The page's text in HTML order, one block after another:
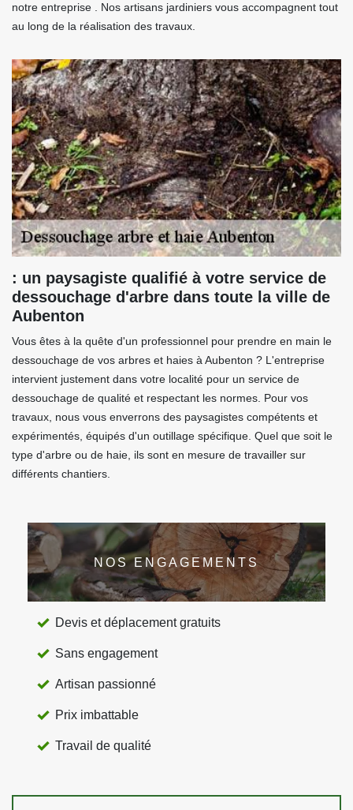
notre entreprise . Nos artisans jardiniers vous accompagnent tout
au long de la réalisation des travaux.
: un paysagiste qualifié à votre service de
dessouchage d'arbre dans toute la ville de
Aubenton
Vous êtes à la quête d'un professionnel pour prendre en main le
dessouchage de vos arbres et haies à Aubenton ? L'entreprise
intervient justement dans votre localité pour un service de
dessouchage de qualité et respectant les normes. Pour vos
travaux, nous vous enverrons des paysagistes compétents et
expérimentés, équipés d'un outillage spécifique. Quel que soit le
type d'arbre ou de haie, ils sont en mesure de travailler sur
différents chantiers.
NOS ENGAGEMENTS
Devis et déplacement gratuits
Sans engagement
Artisan passionné
Prix imbattable
Travail de qualité